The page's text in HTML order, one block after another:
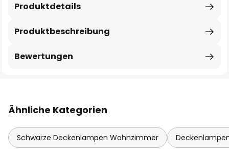
Produktbeschreibung
Produktdetails
Bewertungen
Ähnliche Kategorien
Schwarze Deckenlampen Wohnzimmer